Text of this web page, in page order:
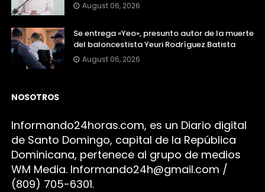
August 06, 2026
Se entrega «Yeo», presunto autor de la muerte
del baloncestista Yeuri Rodríguez Batista
August 06, 2026
NOSOTROS
Informando24horas.com, es un Diario digital
de Santo Domingo, capital de la República
Dominicana, pertenece al grupo de medios
WM Media. Informando24h@gmail.com /
(809) 705-6301.